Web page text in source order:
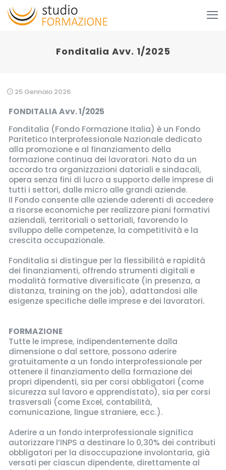
Fonditalia Avv. 1/2025
25 Gennaio 2026
FONDITALIA Avv. 1/2025
Fonditalia (Fondo Formazione Italia) è un Fondo
Paritetico Interprofessionale Nazionale dedicato
alla promozione e al finanziamento della
formazione continua dei lavoratori. Nato da un
accordo tra organizzazioni datoriali e sindacali,
opera senza fini di lucro a supporto delle imprese di
tutti i settori, dalle micro alle grandi aziende.
Il Fondo consente alle aziende aderenti di accedere
a risorse economiche per realizzare piani formativi
aziendali, territoriali o settoriali, favorendo lo
sviluppo delle competenze, la competitività e la
crescita occupazionale.
Fonditalia si distingue per la flessibilità e rapidità
dei finanziamenti, offrendo strumenti digitali e
modalità formative diversificate (in presenza, a
distanza, training on the job), adattandosi alle
esigenze specifiche delle imprese e dei lavoratori.
FORMAZIONE
Tutte le imprese, indipendentemente dalla
dimensione o dal settore, possono aderire
gratuitamente a un fondo interprofessionale per
ottenere il finanziamento della formazione dei
propri dipendenti, sia per corsi obbligatori (come
sicurezza sul lavoro e apprendistato), sia per corsi
trasversali (come Excel, contabilità,
comunicazione, lingue straniere, ecc.).
Aderire a un fondo interprofessionale significa
autorizzare l’INPS a destinare lo 0,30% dei contributi
obbligatori per la disoccupazione involontaria, già
versati per ciascun dipendente, direttamente al